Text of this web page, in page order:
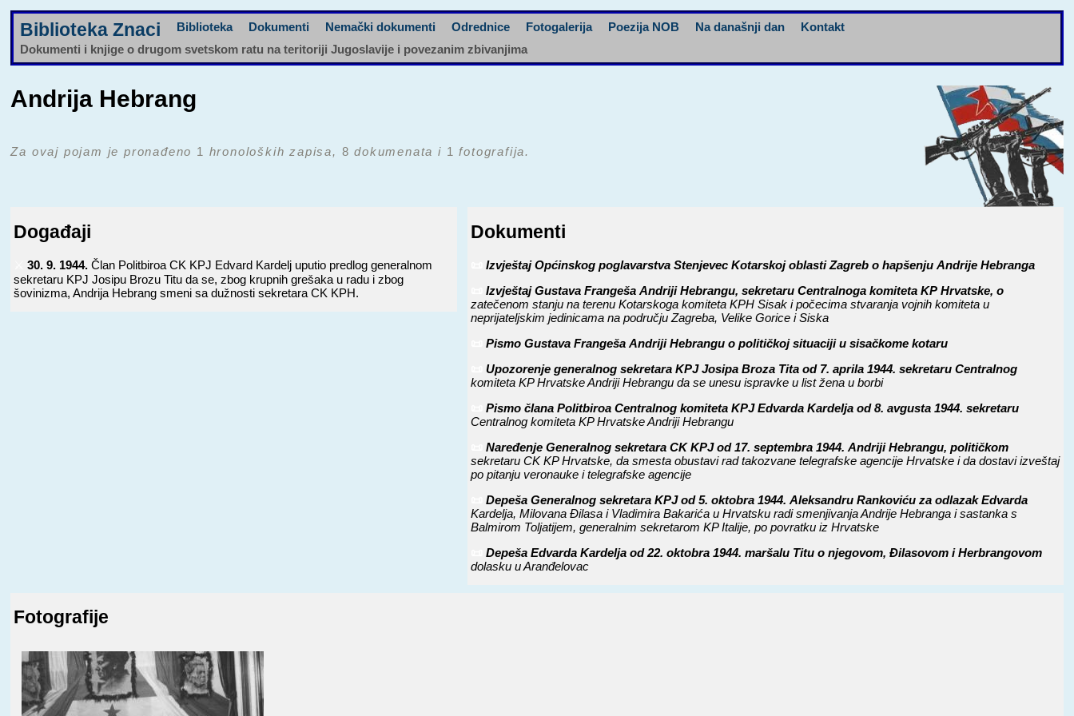
Biblioteka Znaci Biblioteka Dokumenti Nemački dokumenti Odrednice Fotogalerija Poezija NOB Na današnji dan
Kontakt
Dokumenti i knjige o drugom svetskom ratu na teritoriji Jugoslavije i povezanim zbivanjima
Andrija Hebrang
Za ovaj pojam je pronađeno 1 hronoloških zapisa, 8 dokumenata i 1 fotografija.
Događaji
30. 9. 1944. Član Politbiroa CK KPJ Edvard Kardelj uputio predlog generalnom
sekretaru KPJ Josipu Brozu Titu da se, zbog krupnih grešaka u radu i zbog
šovinizma, Andrija Hebrang smeni sa dužnosti sekretara CK KPH.
Dokumenti
Izvještaj Općinskog poglavarstva Stenjevec Kotarskoj oblasti Zagreb o hapšenju Andrije Hebranga
Izvještaj Gustava Frangeša Andriji Hebrangu, sekretaru Centralnoga komiteta KP Hrvatske, o
zatečenom stanju na terenu Kotarskoga komiteta KPH Sisak i počecima stvaranja vojnih komiteta u
neprijateljskim jedinicama na području Zagreba, Velike Gorice i Siska
Pismo Gustava Frangeša Andriji Hebrangu o političkoj situaciji u sisačkome kotaru
Upozorenje generalnog sekretara KPJ Josipa Broza Tita od 7. aprila 1944. sekretaru Centralnog
komiteta KP Hrvatske Andriji Hebrangu da se unesu ispravke u list žena u borbi
Pismo člana Politbiroa Centralnog komiteta KPJ Edvarda Kardelja od 8. avgusta 1944. sekretaru
Centralnog komiteta KP Hrvatske Andriji Hebrangu
Naređenje Generalnog sekretara CK KPJ od 17. septembra 1944. Andriji Hebrangu, političkom
sekretaru CK KP Hrvatske, da smesta obustavi rad takozvane telegrafske agencije Hrvatske i da dostavi izveštaj
po pitanju veronauke i telegrafske agencije
Depeša Generalnog sekretara KPJ od 5. oktobra 1944. Aleksandru Rankoviću za odlazak Edvarda
Kardelja, Milovana Đilasa i Vladimira Bakarića u Hrvatsku radi smenjivanja Andrije Hebranga i sastanka s
Balmirom Toljatijem, generalnim sekretarom KP Italije, po povratku iz Hrvatske
Depeša Edvarda Kardelja od 22. oktobra 1944. maršalu Titu o njegovom, Đilasovom i Herbrangovom
dolasku u Aranđelovac
Fotografije